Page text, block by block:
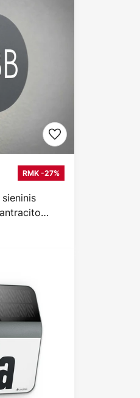
sieninis
RMK -27%